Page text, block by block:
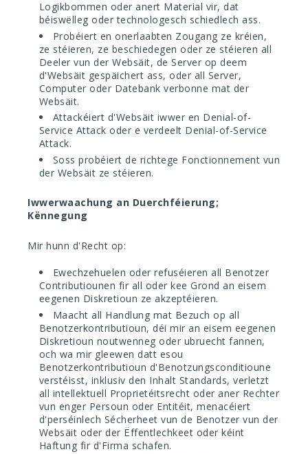
Logikbommen oder anert Material vir, dat
béiswëlleg oder technologesch schiedlech ass.
Probéiert en onerlaabten Zougang ze kréien,
ze stéieren, ze beschiedegen oder ze stéieren all
Deeler vun der Websäit, de Server op deem
d'Websäit gespäichert ass, oder all Server,
Computer oder Datebank verbonne mat der
Websäit.
Attackéiert d'Websäit iwwer en Denial-of-
Service Attack oder e verdeelt Denial-of-Service
Attack.
Soss probéiert de richtege Fonctionnement vun
der Websäit ze stéieren.
Iwwerwaachung an Duerchféierung;
Kënnegung
Mir hunn d'Recht op:
Ewechzehuelen oder refuséieren all Benotzer
Contributiounen fir all oder kee Grond an eisem
eegenen Diskretioun ze akzeptéieren.
Maacht all Handlung mat Bezuch op all
Benotzerkontributioun, déi mir an eisem eegenen
Diskretioun noutwenneg oder ubruecht fannen,
och wa mir gleewen datt esou
Benotzerkontributioun d'Benotzungsconditioune
verstéisst, inklusiv den Inhalt Standards, verletzt
all intellektuell Proprietéitsrecht oder aner Rechter
vun enger Persoun oder Entitéit, menacéiert
d'perséinlech Sécherheet vun de Benotzer vun der
Websäit oder der Ëffentlechkeet oder kéint
Haftung fir d'Firma schafen.